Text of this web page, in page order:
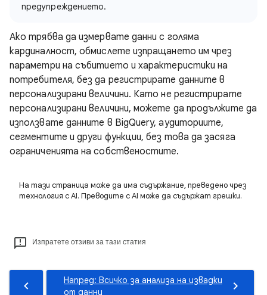
предупреждението.
Ако трябва да измервате данни с голяма
кардиналност, обмислете изпращането им чрез
параметри на събитието и характеристики на
потребителя, без да регистрирате данните в
персонализирани величини. Като не регистрирате
персонализирани величини, можете да продължите да
използвате данните в BigQuery, аудиториите,
сегментите и други функции, без това да засяга
ограниченията на собственостите.
На тази страница може да има съдържание, преведено чрез
технология с AI. Преводите с AI може да съдържат грешки.
Изпратете отзиви за тази статия
Напред: Всичко за анализа на извадки
от данни